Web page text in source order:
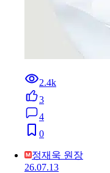
2.4k
3
4
0
정재욱 원장
26.07.13